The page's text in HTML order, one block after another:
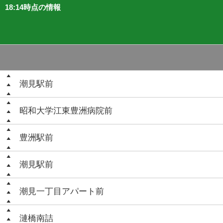
18:14時点の情報
潮見駅前
昭和大学江東豊洲病院前
豊洲駅前
潮見駅前
潮見一丁目アパート前
漣橋南詰